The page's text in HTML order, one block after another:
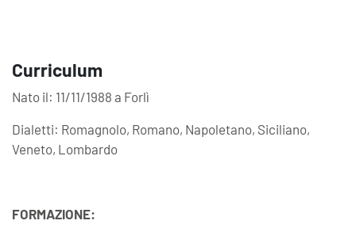
Curriculum
Nato il: 11/11/1988 a Forlì
Dialetti: Romagnolo, Romano, Napoletano, Siciliano,
Veneto, Lombardo
FORMAZIONE: